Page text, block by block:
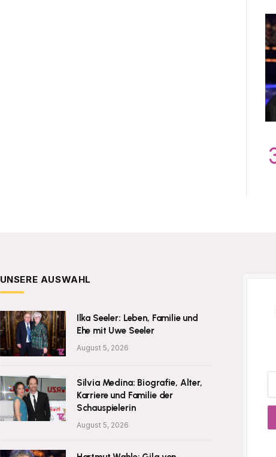
UNSERE AUSWAHL
Ilka Seeler: Leben, Familie und
Ehe mit Uwe Seeler
August 5, 2026
Silvia Medina: Biografie, Alter,
Karriere und Familie der
Schauspielerin
August 5, 2026